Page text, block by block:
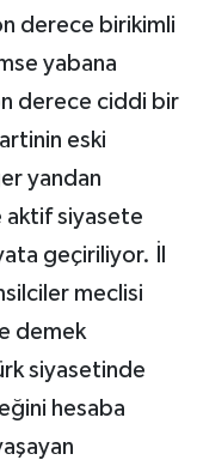
derece birikimli
yabana
derece ciddi bir
eski
yandan
aktif siyasete
geçiriliyor. İl
meclisi
demek
siyasetinde
hesaba